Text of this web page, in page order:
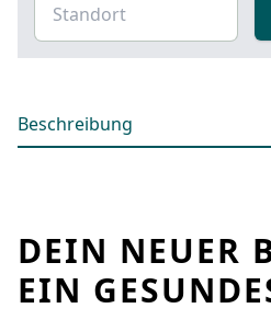
Beschreibung
DEIN NEUER
EIN